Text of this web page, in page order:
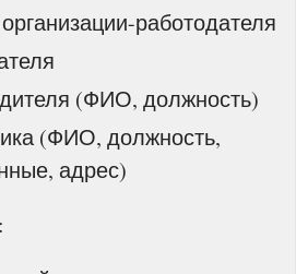
работодателя
(ФИО, должность)
(ФИО, должность,
адрес)
: